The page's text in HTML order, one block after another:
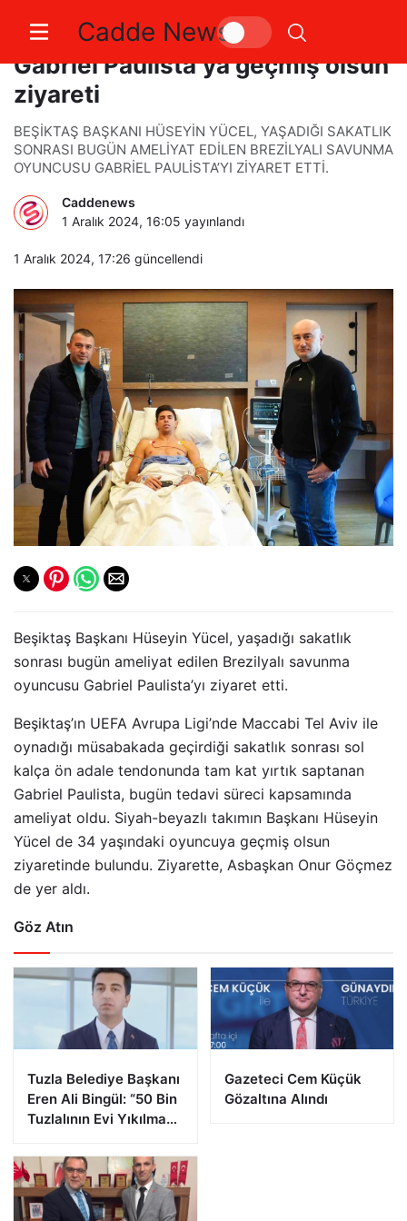
Cadde News
Başkan Hüseyin Yücel’den
Gabriel Paulista’ya geçmiş olsun
ziyareti
BEŞİKTAŞ BAŞKANI HÜSEYİN YÜCEL, YAŞADIĞI SAKATLIK
SONRASI BUGÜN AMELİYAT EDİLEN BREZİLYALI SAVUNMA
OYUNCUSU GABRİEL PAULİSTA’YI ZİYARET ETTİ.
Caddenews
1 Aralık 2024, 16:05 yayınlandı
1 Aralık 2024, 17:26 güncellendi
Beşiktaş Başkanı Hüseyin Yücel, yaşadığı sakatlık
sonrası bugün ameliyat edilen Brezilyalı savunma
oyuncusu Gabriel Paulista’yı ziyaret etti.
Beşiktaş’ın UEFA Avrupa Ligi’nde Maccabi Tel Aviv ile
oynadığı müsabakada geçirdiği sakatlık sonrası sol
kalça ön adale tendonunda tam kat yırtık saptanan
Gabriel Paulista, bugün tedavi süreci kapsamında
ameliyat oldu. Siyah-beyazlı takımın Başkanı Hüseyin
Yücel de 34 yaşındaki oyuncuya geçmiş olsun
ziyaretinde bulundu. Ziyarette, Asbaşkan Onur Göçmez
de yer aldı.
Göz Atın
Tuzla Belediye Başkanı
Eren Ali Bingül: “50 Bin
Tuzlalının Evi Yıkılma
Gazeteci Cem Küçük
Gözaltına Alındı